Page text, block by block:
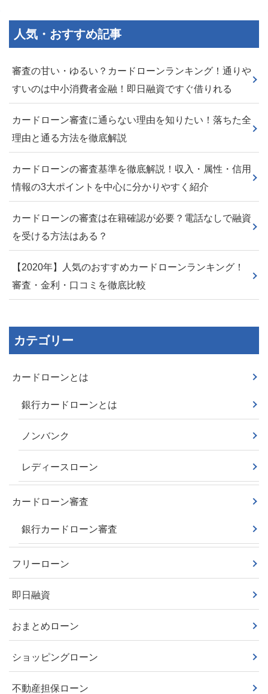
人気・おすすめ記事
審査の甘い・ゆるい？カードローンランキング！通りや
すいのは中小消費者金融！即日融資ですぐ借りれる
カードローン審査に通らない理由を知りたい！落ちた全
理由と通る方法を徹底解説
カードローンの審査基準を徹底解説！収入・属性・信用
情報の3大ポイントを中心に分かりやすく紹介
カードローンの審査は在籍確認が必要？電話なしで融資
を受ける方法はある？
【2020年】人気のおすすめカードローンランキング！
審査・金利・口コミを徹底比較
カテゴリー
カードローンとは
銀行カードローンとは
ノンバンク
レディースローン
カードローン審査
銀行カードローン審査
フリーローン
即日融資
おまとめローン
ショッピングローン
不動産担保ローン